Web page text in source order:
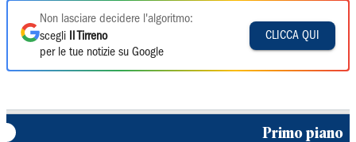
Non lasciare decidere l'algoritmo:
scegli
Il Tirreno
per le tue notizie su Google
CLICCA QUI
Primo piano